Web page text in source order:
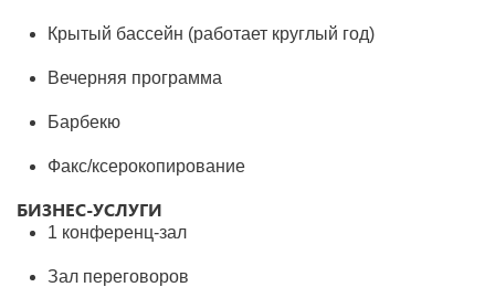
Крытый бассейн (работает круглый год)
Вечерняя программа
Барбекю
Факс/ксерокопирование
БИЗНЕС-УСЛУГИ
1 конференц-зал
Зал переговоров